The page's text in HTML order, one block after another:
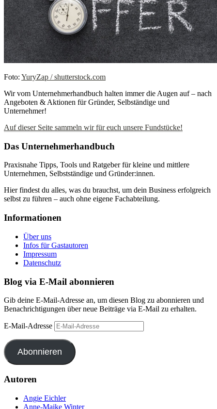
Foto: YuryZap / shutterstock.com
Wir vom Unternehmerhandbuch halten immer die Augen auf – nach
Angeboten & Aktionen für Gründer, Selbständige und
Unternehmer!
Auf dieser Seite sammeln wir für euch unsere Fundstücke!
Das Unternehmerhandbuch
Praxisnahe Tipps, Tools und Ratgeber für kleine und mittlere
Unternehmen, Selbstständige und Gründer:innen.
Hier findest du alles, was du brauchst, um dein Business erfolgreich
selbst zu führen – auch ohne eigene Fachabteilung.
Informationen
Über uns
Infos für Gastautoren
Impressum
Datenschutz
Blog via E-Mail abonnieren
Gib deine E-Mail-Adresse an, um diesen Blog zu abonnieren und
Benachrichtigungen über neue Beiträge via E-Mail zu erhalten.
E-Mail-Adresse
Abonnieren
Autoren
Angie Eichler
Anne-Maike Winter